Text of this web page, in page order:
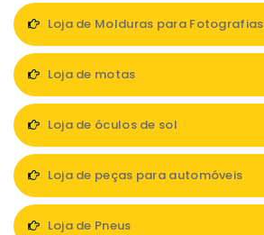
Loja de Molduras para Fotografias
Loja de motas
Loja de óculos de sol
Loja de peças para automóveis
Loja de Pneus